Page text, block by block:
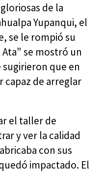
de la
Yupanqui, el
se le rompió su
se mostró un
que en
capaz de arreglar
el taller de
y ver la calidad
con sus
impactado. El